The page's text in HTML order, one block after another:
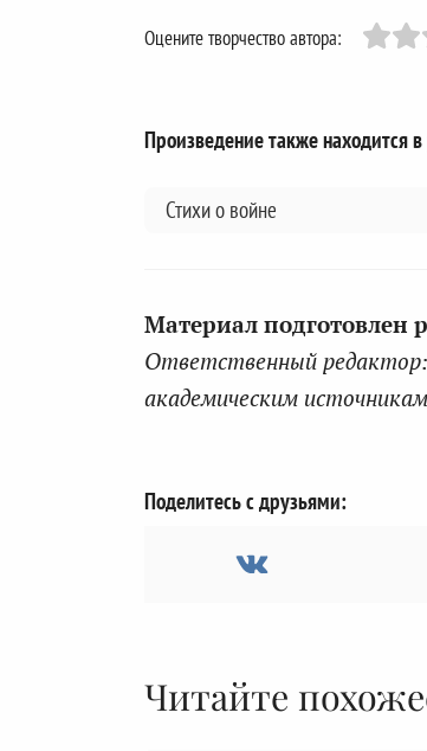
Оцените творчество автора:
Произведение также находится
Стихи о войне
Материал подготовлен
Ответственный
академическим
Поделитесь с друзьями:
Читайте